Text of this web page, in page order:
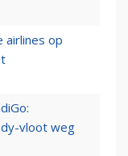
airlines op
vloot weg